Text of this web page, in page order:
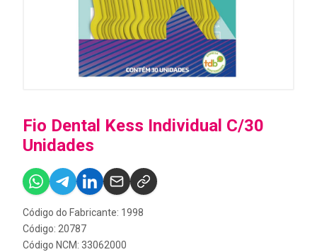
Fio Dental Kess Individual C/30
Unidades
Código do Fabricante: 1998
Código: 20787
Código NCM: 33062000